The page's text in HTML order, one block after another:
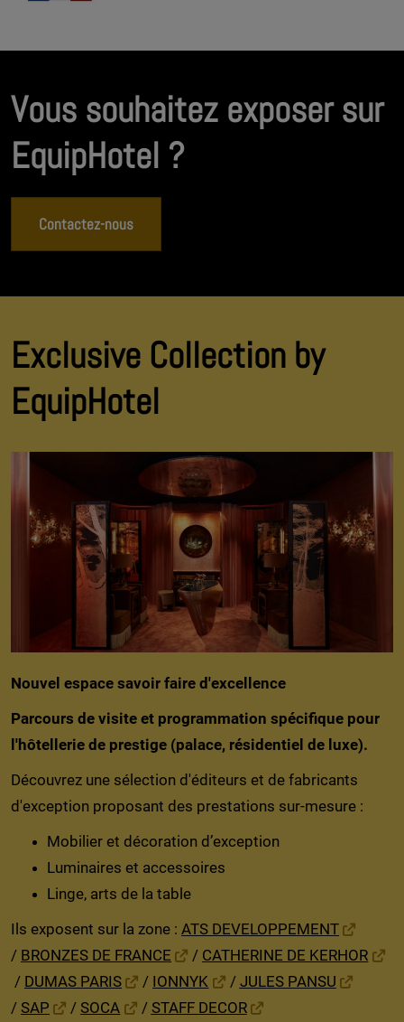
Vous souhaitez exposer sur
EquipHotel ?
Contactez-nous
Exclusive Collection by
EquipHotel
Nouvel espace savoir faire d'excellence
Parcours de visite et programmation spécifique pour
l'hôtellerie de prestige (palace, résidentiel de luxe).
Découvrez une sélection d'éditeurs et de fabricants
d'exception proposant des prestations sur-mesure :
Mobilier et décoration d’exception
Luminaires et accessoires
Linge, arts de la table
Ils exposent sur la zone : ATS DEVELOPPEMENT
/ BRONZES DE FRANCE / CATHERINE DE KERHOR
/ DUMAS PARIS / IONNYK / JULES PANSU
/ SAP / SOCA / STAFF DECOR